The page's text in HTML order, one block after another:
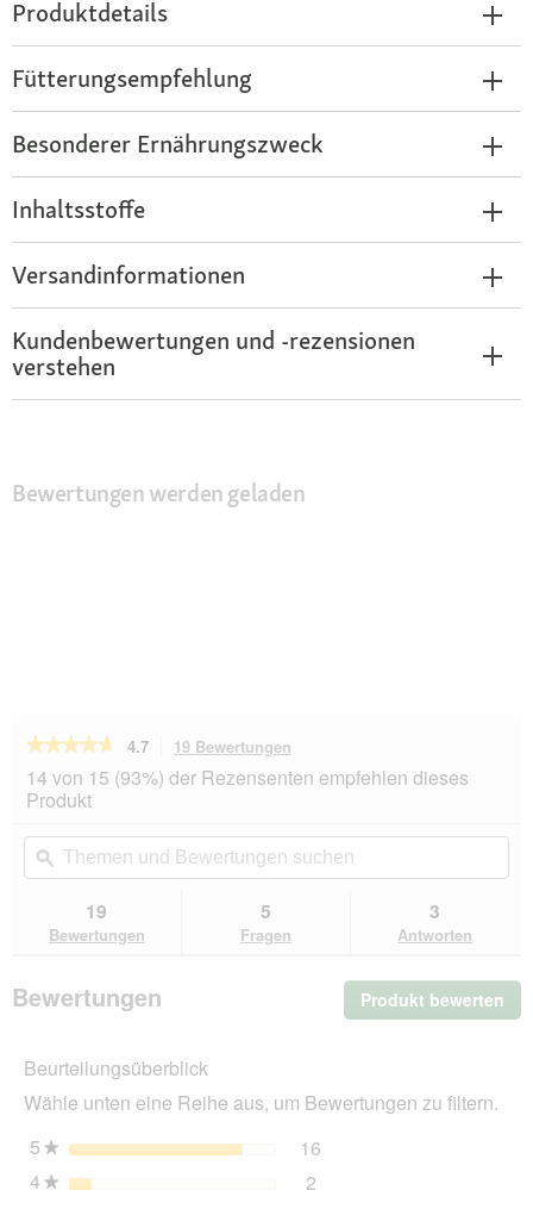
Produktdetails
Fütterungsempfehlung
Besonderer Ernährungszweck
Inhaltsstoffe
Versandinformationen
Kundenbewertungen und -rezensionen
verstehen
Bewertungen werden geladen
★★★★★
★★★★★
von
5
lesen
für
CANIN
Veterinary
Moderate
4.7 19 Bewertungen
dieser
Aktion
du
zu
den
14 von 15 (93%) der Rezensenten empfehlen dieses
Produkt
Themen
und
Bewertungen
ϙ
19
Bewertungen
5
Fragen
3
Antworten
Bewertungen Produkt bewerten
Mit
Beurteilungsüberblick
Wähle unten eine Reihe aus, um Bewertungen zu filtern.
5★ Sterne 16
4★ Sterne 2